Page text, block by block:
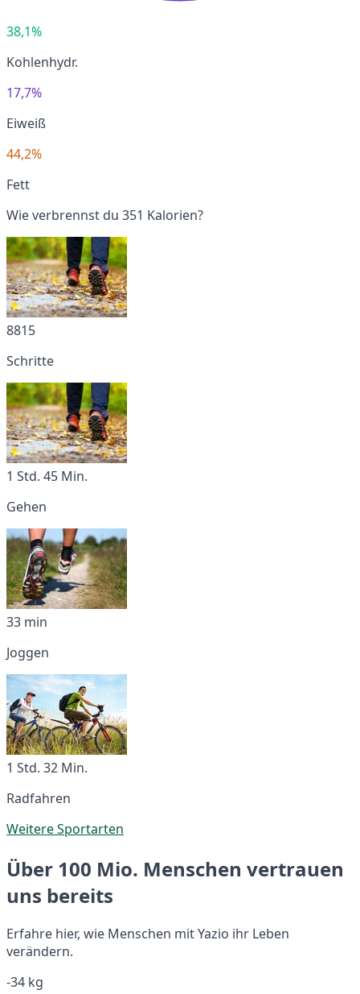
38,1%
Kohlenhydr.
17,7%
Eiweiß
44,2%
Fett
Wie verbrennst du 351 Kalorien?
8815
Schritte
1 Std. 45 Min.
Gehen
33 min
Joggen
1 Std. 32 Min.
Radfahren
Weitere Sportarten
Über 100 Mio. Menschen vertrauen
uns bereits
Erfahre hier, wie Menschen mit Yazio ihr Leben
verändern.
-34 kg